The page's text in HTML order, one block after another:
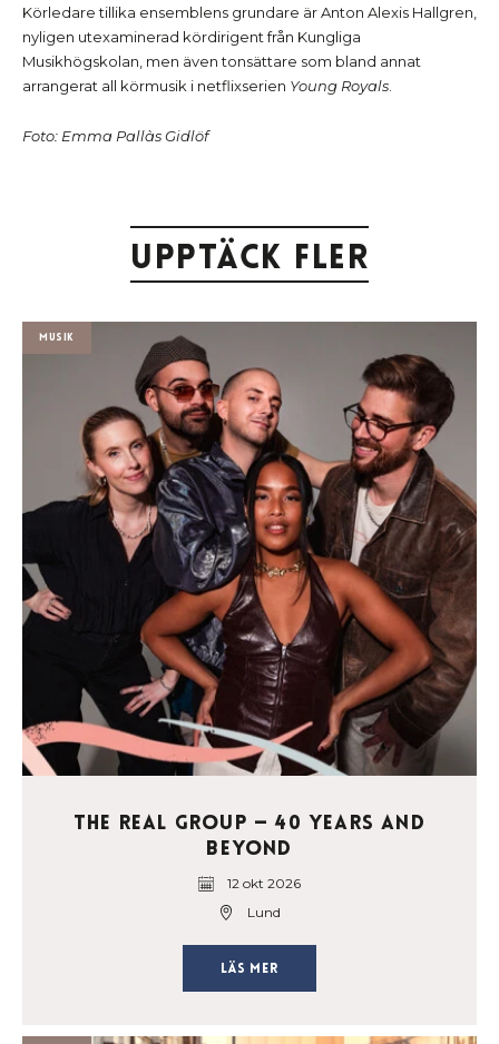
Körledare tillika ensemblens grundare är Anton Alexis Hallgren,
nyligen utexaminerad kördirigent från Kungliga
Musikhögskolan, men även tonsättare som bland annat
arrangerat all körmusik i netflixserien Young Royals.
Foto: Emma Pallàs Gidlöf
Upptäck fler
Musik
The Real Group — 40 Years and
Beyond
12 okt 2026
Lund
Läs mer